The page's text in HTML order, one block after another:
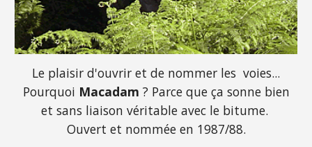
Le plaisir d'ouvrir et de nommer les voies...
Pourquoi Macadam ? Parce que ça sonne bien
et sans liaison véritable avec le bitume.
Ouvert et nommée en 1987/88.